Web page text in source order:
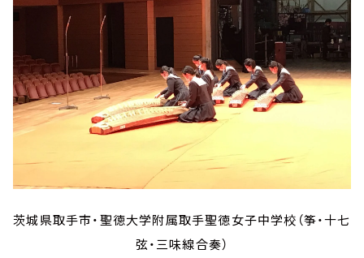
茨城県取手市・聖徳大学附属取手聖徳女子中学校（筝・十七
弦・三味線合奏）